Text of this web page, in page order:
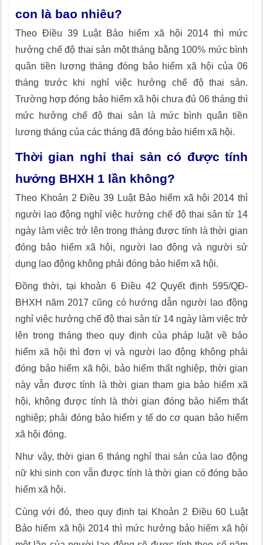
con là bao nhiêu?
Theo Điều 39 Luật Bảo hiểm xã hội 2014 thì mức
hưởng chế độ thai sản một tháng bằng 100% mức bình
quân tiền lương tháng đóng bảo hiểm xã hội của 06
tháng trước khi nghỉ việc hưởng chế độ thai sản.
Trường hợp đóng bảo hiểm xã hội chưa đủ 06 tháng thì
mức hưởng chế độ thai sản là mức bình quân tiền
lương tháng của các tháng đã đóng bảo hiểm xã hội.
Thời gian nghỉ thai sản có được tính
hưởng BHXH 1 lần không?
Theo Khoản 2 Điều 39 Luật Bảo hiểm xã hội 2014 thì
người lao động nghỉ việc hưởng chế độ thai sản từ 14
ngày làm việc trở lên trong tháng được tính là thời gian
đóng bảo hiểm xã hội, người lao động và người sử
dụng lao động không phải đóng bảo hiểm xã hội.
Đồng thời, tại khoản 6 Điều 42 Quyết định 595/QĐ-
BHXH năm 2017 cũng có hướng dẫn người lao động
nghỉ việc hưởng chế độ thai sản từ 14 ngày làm việc trở
lên trong tháng theo quy định của pháp luật về bảo
hiểm xã hội thì đơn vị và người lao động không phải
đóng bảo hiểm xã hội, bảo hiểm thất nghiệp, thời gian
này vẫn được tính là thời gian tham gia bảo hiểm xã
hội, không được tính là thời gian đóng bảo hiểm thất
nghiệp; phải đóng bảo hiểm y tế do cơ quan bảo hiểm
xã hội đóng.
Như vậy, thời gian 6 tháng nghỉ thai sản của lao động
nữ khi sinh con vẫn được tính là thời gian có đóng bảo
hiểm xã hội.
Cùng với đó, theo quy định tại Khoản 2 Điều 60 Luật
Bảo hiểm xã hội 2014 thì mức hưởng bảo hiểm xã hội